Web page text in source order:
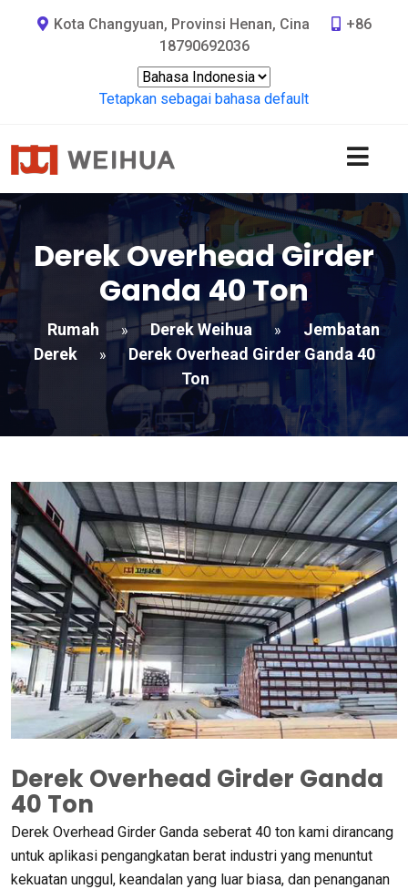
Kota Changyuan, Provinsi Henan, Cina
+86
18790692036
Tetapkan sebagai bahasa default
Derek Overhead Girder
Ganda 40 Ton
Rumah » Derek Weihua »
Jembatan
Derek
»
Derek Overhead Girder Ganda 40
Ton
Derek Overhead Girder Ganda
40 Ton
Derek Overhead Girder Ganda seberat 40 ton kami dirancang
untuk aplikasi pengangkatan berat industri yang menuntut
kekuatan unggul, keandalan yang luar biasa, dan penanganan